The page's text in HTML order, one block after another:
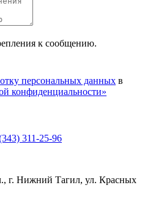
к сообщению.
персональных данных в
конфиденциальности»
311-25-96
г. Нижний Тагил, ул. Красных